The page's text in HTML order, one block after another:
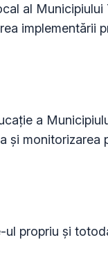
al Municipiului
implementării
a
și monitorizarea
ul propriu şi